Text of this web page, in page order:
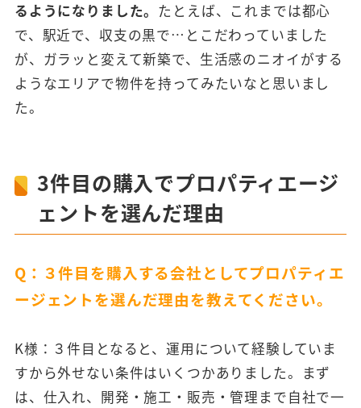
るようになりました。 たとえば、これまでは都心
で、駅近で、収支の黒で…とこだわっていました
が、ガラッと変えて新築で、生活感のニオイがする
ようなエリアで物件を持ってみたいなと思いまし
た。
3件目の購入でプロパティエージ
ェントを選んだ理由
Q：３件目を購入する会社としてプロパティエ
ージェントを選んだ理由を教えてください。
K様：３件目となると、運用について経験していま
すから外せない条件はいくつかありました。まず
は、仕入れ、開発・施工・販売・管理まで自社で一